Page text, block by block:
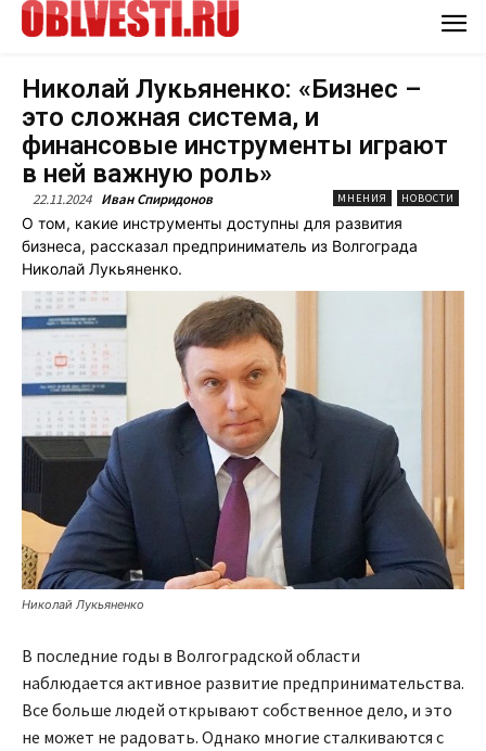
Николай Лукьяненко: «Бизнес –
это сложная система, и
финансовые инструменты играют
в ней важную роль»
22.11.2024 Иван Спиридонов МНЕНИЯ НОВОСТИ
О том, какие инструменты доступны для развития
бизнеса, рассказал предприниматель из Волгограда
Николай Лукьяненко.
Николай Лукьяненко
В последние годы в Волгоградской области
наблюдается активное развитие предпринимательства.
Все больше людей открывают собственное дело, и это
не может не радовать. Однако многие сталкиваются с